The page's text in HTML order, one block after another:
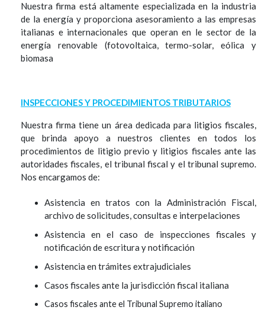
Nuestra firma está altamente especializada en la industria
de la energía y proporciona asesoramiento a las empresas
italianas e internacionales que operan en le sector de la
energía renovable (fotovoltaica, termo-solar, eólica y
biomasa
INSPECCIONES Y PROCEDIMIENTOS TRIBUTARIOS
Nuestra firma tiene un área dedicada para litigios fiscales,
que brinda apoyo a nuestros clientes en todos los
procedimientos de litigio previo y litigios fiscales ante las
autoridades fiscales, el tribunal fiscal y el tribunal supremo.
Nos encargamos de:
Asistencia en tratos con la Administración Fiscal,
archivo de solicitudes, consultas e interpelaciones
Asistencia en el caso de inspecciones fiscales y
notificación de escritura y notificación
Asistencia en trámites extrajudiciales
Casos fiscales ante la jurisdicción fiscal italiana
Casos fiscales ante el Tribunal Supremo italiano